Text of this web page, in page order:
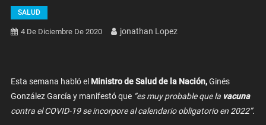
SALUD
4 De Diciembre De 2020 Jonathan Lopez
Esta semana habló el Ministro de Salud de la Nación,Ginés
González García y manifestó que“es muy probable que la vacuna
contra el COVID-19 se incorpore al calendario obligatorio en 2022”.